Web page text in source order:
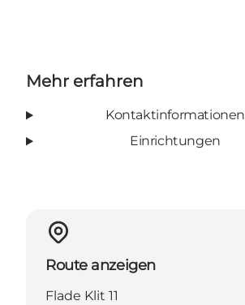
Mehr erfahren
Kontaktinformationen
Einrichtungen
Route anzeigen
Flade Klit 11